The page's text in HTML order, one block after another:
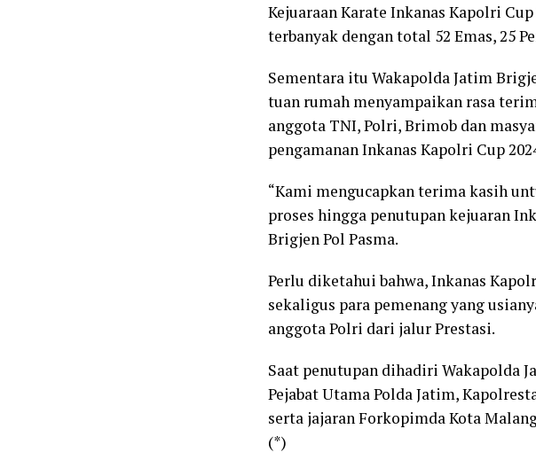
Kejuaraan Karate Inkanas Kapolri
terbanyak dengan total 52 Emas, 25
Sementara itu Wakapolda Jatim
tuan rumah menyampaikan rasa
anggota TNI, Polri, Brimob dan
pengamanan Inkanas Kapolri Cup
“Kami mengucapkan terima kasih
proses hingga penutupan kejuaran
Brigjen Pol Pasma.
Perlu diketahui bahwa, Inkanas
sekaligus para pemenang yang
anggota Polri dari jalur Prestasi.
Saat penutupan dihadiri Wakapolda
Pejabat Utama Polda Jatim,
serta jajaran Forkopimda Kota
(*)